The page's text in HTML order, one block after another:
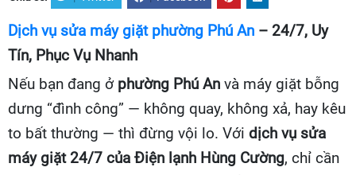
Dịch vụ sửa máy giặt phường Phú An – 24/7, Uy
Tín, Phục Vụ Nhanh
Nếu bạn đang ở phường Phú An và máy giặt bỗng
dưng “đình công” — không quay, không xả, hay kêu
to bất thường — thì đừng vội lo. Với dịch vụ sửa
máy giặt 24/7 của Điện lạnh Hùng Cường, chỉ cần